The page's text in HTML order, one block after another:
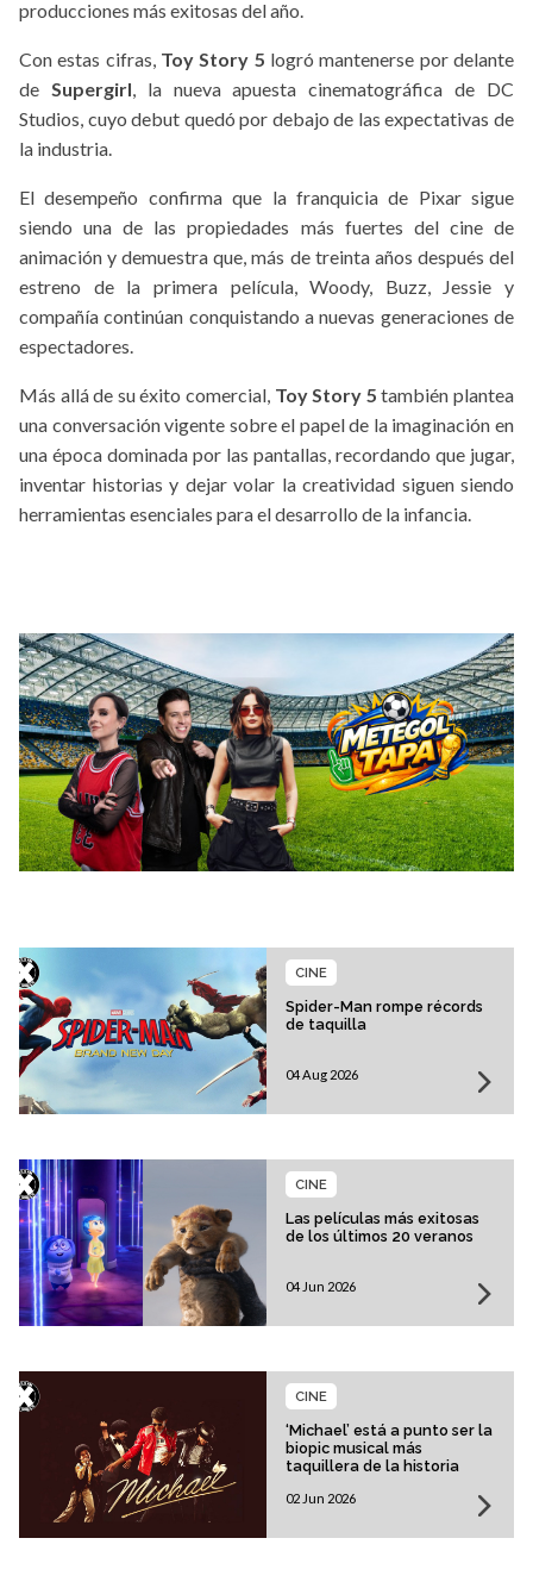
producciones más exitosas del año.
Con estas cifras, Toy Story 5 logró mantenerse por delante
de Supergirl, la nueva apuesta cinematográfica de DC
Studios, cuyo debut quedó por debajo de las expectativas de
la industria.
El desempeño confirma que la franquicia de Pixar sigue
siendo una de las propiedades más fuertes del cine de
animación y demuestra que, más de treinta años después del
estreno de la primera película, Woody, Buzz, Jessie y
compañía continúan conquistando a nuevas generaciones de
espectadores.
Más allá de su éxito comercial, Toy Story 5 también plantea
una conversación vigente sobre el papel de la imaginación en
una época dominada por las pantallas, recordando que jugar,
inventar historias y dejar volar la creatividad siguen siendo
herramientas esenciales para el desarrollo de la infancia.
Spider-Man rompe récords
de taquilla
CINE
04 Aug 2026
Las películas más exitosas
de los últimos 20 veranos
CINE
04 Jun 2026
‘Michael’ está a punto ser la
biopic musical más
taquillera de la historia
CINE
02 Jun 2026